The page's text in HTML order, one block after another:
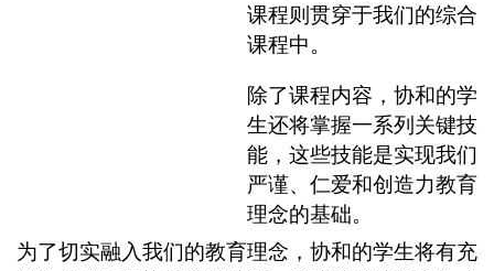
课程则贯穿于我们的综合
课程中。
除了课程内容，协和的学
生还将掌握一系列关键技
能，这些技能是实现我们
严谨、仁爱和创造力教育
理念的基础。
为了切实融入我们的教育理念，协和的学生将有充